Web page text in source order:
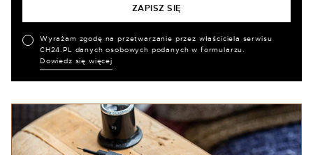
Wyrażam zgodę na przetwarzanie przez właściciela serwisu
CH24.PL danych osobowych podanych w formularzu.
Dowiedz się więcej